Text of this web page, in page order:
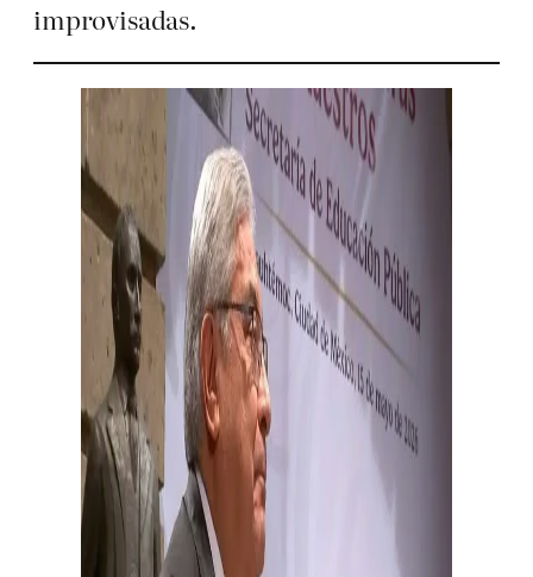
improvisadas.